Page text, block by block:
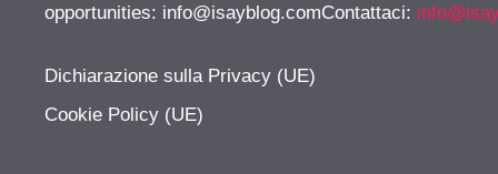
opportunities: info@isayblog.comContattaci:
Dichiarazione sulla Privacy (UE)
Cookie Policy (UE)